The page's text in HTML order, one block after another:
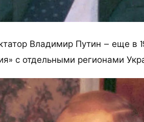
Владимир Путин – еще в
с отдельными регионами